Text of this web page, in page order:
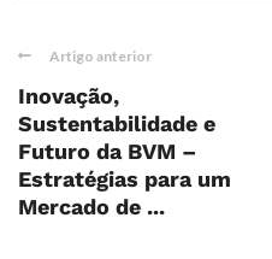
Artigo anterior
Inovação,
Sustentabilidade e
Futuro da BVM –
Estratégias para um
Mercado de ...